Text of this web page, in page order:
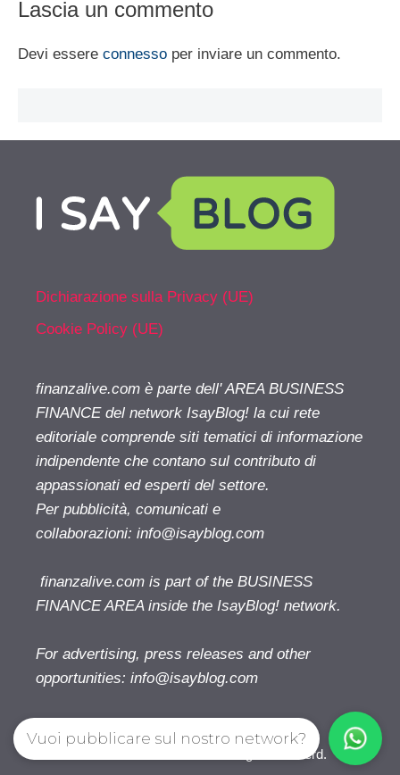
Lascia un commento
Devi essere connesso per inviare un commento.
Dichiarazione sulla Privacy (UE)
Cookie Policy (UE)
finanzalive.com è parte dell' AREA BUSINESS
FINANCE del network IsayBlog! la cui rete
editoriale comprende siti tematici di informazione
indipendente che contano sul contributo di
appassionati ed esperti del settore.
Per pubblicità, comunicati e
collaborazioni: info@isayblog.com
finanzalive.com is part of the BUSINESS
FINANCE AREA inside the IsayBlog! network.
For advertising, press releases and other
opportunities: info@isayblog.com
Finanzalive.com © 2026. All right reserverd.
Vuoi pubblicare sul nostro network?